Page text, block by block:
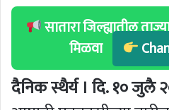
सातारा जिल्ह्यातील
मिळवा
दैनिक स्थैर्य । दि. १० जुलै